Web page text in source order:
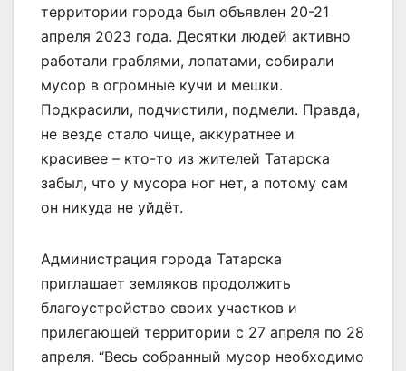
территории города был объявлен 20-21
апреля 2023 года. Десятки людей активно
работали граблями, лопатами, собирали
мусор в огромные кучи и мешки.
Подкрасили, подчистили, подмели. Правда,
не везде стало чище, аккуратнее и
красивее – кто-то из жителей Татарска
забыл, что у мусора ног нет, а потому сам
он никуда не уйдёт.
Администрация города Татарска
приглашает земляков продолжить
благоустройство своих участков и
прилегающей территории с 27 апреля по 28
апреля. “Весь собранный мусор необходимо